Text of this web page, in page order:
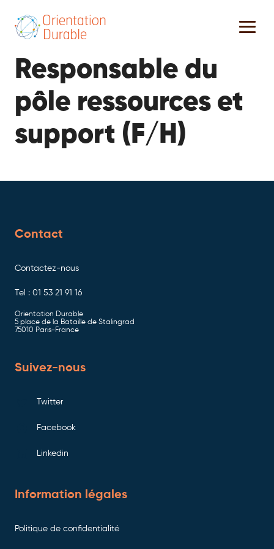
Responsable du
pôle ressources et
support (F/H)
Contact
Contactez-nous
Tel : 01 53 21 91 16
Orientation Durable
5 place de la Bataille de Stalingrad
75010 Paris-France
Suivez-nous
Twitter
Facebook
Linkedin
Information légales
Politique de confidentialité